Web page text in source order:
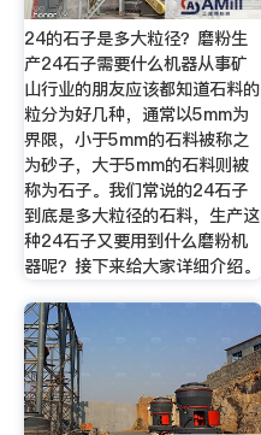
24的石子是多大粒径？磨粉生
产24石子需要什么机器从事矿
山行业的朋友应该都知道石料的
粒分为好几种，通常以5mm为
界限，小于5mm的石料被称之
为砂子，大于5mm的石料则被
称为石子。我们常说的24石子
到底是多大粒径的石料，生产这
种24石子又要用到什么磨粉机
器呢？接下来给大家详细介绍。